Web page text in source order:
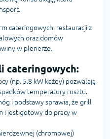
cateringowych, restauracji z
oraz domów
w plenerze.
cateringowych:
(np. 5.8 kW każdy) pozwalają
temperatury rusztu.
i podstawy sprawia, że grill
i jest gotowy do pracy w
(chromowej)